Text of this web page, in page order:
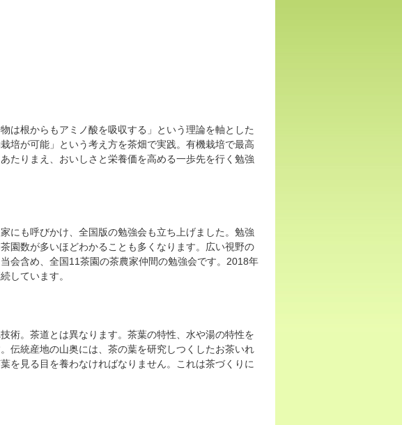
は根からもアミノ酸を吸収する」という理論を軸とした
培が可能」という考え方を茶畑で実践。有機栽培で最高
たりまえ、おいしさと栄養価を高める一歩先を行く勉強
にも呼びかけ、全国版の勉強会も立ち上げました。勉強
園数が多いほどわかることも多くなります。広い視野の
会含め、全国11茶園の茶農家仲間の勉強会です。2018年
しています。
術。茶道とは異なります。茶葉の特性、水や湯の特性を
伝統産地の山奥には、茶の葉を研究しつくしたお茶いれ
を見る目を養わなければなりません。これは茶づくりに